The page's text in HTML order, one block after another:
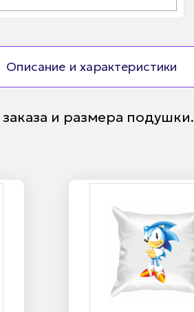
Описание и характеристики
и размера подушки.